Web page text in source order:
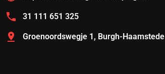
31 111 651 325
Groenoordswegje 1, Burgh-Haamstede